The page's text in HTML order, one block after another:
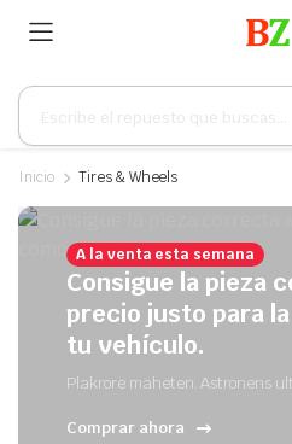
Búsqueda
productos
Inicio Tires & Wheels
A la venta esta semana
Consigue la pieza
precio justo para
tu vehículo.
Plakrore maheten. Astronens
Comprar ahora